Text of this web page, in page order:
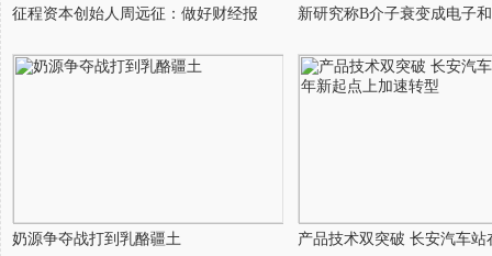
征程资本创始人周远征：做好财经报 新研究称B介子衰变成电子
奶源争夺战打到乳酪疆土 产品技术双突破 长安汽车站